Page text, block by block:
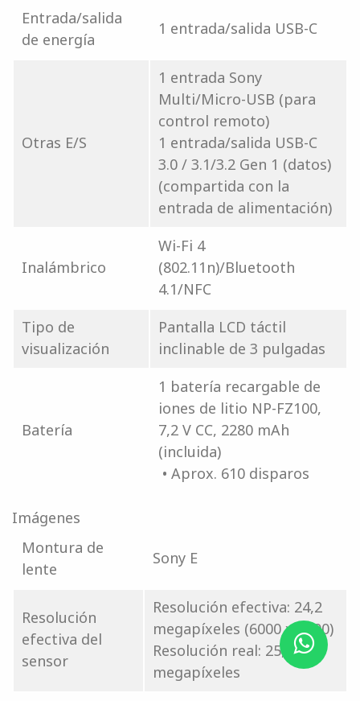
Entrada/salida
de energía
1 entrada/salida USB-C
Otras E/S
1 entrada Sony
Multi/Micro-USB (para
control remoto)
1 entrada/salida USB-C
3.0 / 3.1/3.2 Gen 1 (datos)
(compartida con la
entrada de alimentación)
Inalámbrico
Wi-Fi 4
(802.11n)/Bluetooth
4.1/NFC
Tipo de
visualización
Pantalla LCD táctil
inclinable de 3 pulgadas
Batería
1 batería recargable de
iones de litio NP-FZ100,
7,2 V CC, 2280 mAh
(incluida)
• Aprox. 610 disparos
Imágenes
Montura de
lente
Sony E
Resolución
efectiva del
sensor
Resolución efectiva: 24,2
megapíxeles (6000 x 4000)
Resolución real: 25,3
megapíxeles